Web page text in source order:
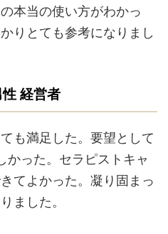
本当の使い方がわかっ
りとても参考になりまし
経営者
も満足した。要望として
かった。セラピストキャ
てよかった。凝り固まっ
ました。